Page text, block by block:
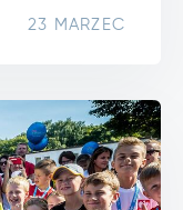
23 MARZEC